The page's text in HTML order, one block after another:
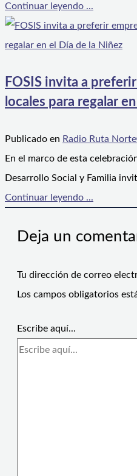
Continuar leyendo ...
FOSIS invita a
locales para regalar
Publicado en Radio Ruta Norte
En el marco de esta
Desarrollo Social y Familia
Continuar leyendo ...
Deja un
Tu dirección de correo
Los campos obligatorios
Escribe aquí...